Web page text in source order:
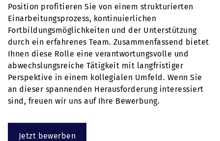
Position profitieren Sie von einem strukturierten
Einarbeitungsprozess, kontinuierlichen
Fortbildungsmöglichkeiten und der Unterstützung
durch ein erfahrenes Team. Zusammenfassend bietet
Ihnen diese Rolle eine verantwortungsvolle und
abwechslungsreiche Tätigkeit mit langfristiger
Perspektive in einem kollegialen Umfeld. Wenn Sie
an dieser spannenden Herausforderung interessiert
sind, freuen wir uns auf Ihre Bewerbung.
Jetzt bewerben